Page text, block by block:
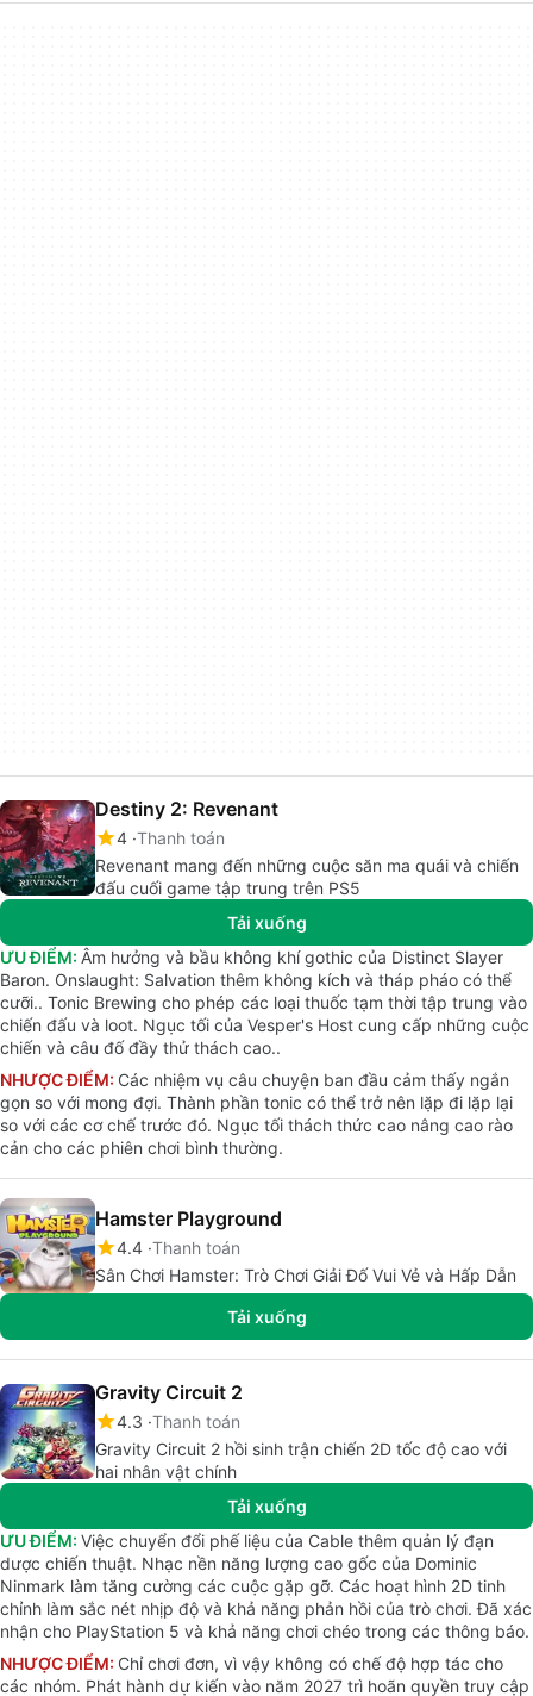
Destiny 2: Revenant
4 Thanh toán
Revenant mang đến những cuộc săn ma quái và chiến
đấu cuối game tập trung trên PS5
Tải xuống
ƯU ĐIỂM: Âm hưởng và bầu không khí gothic của Distinct Slayer
Baron. Onslaught: Salvation thêm không kích và tháp pháo có thể
cưỡi.. Tonic Brewing cho phép các loại thuốc tạm thời tập trung vào
chiến đấu và loot. Ngục tối của Vesper's Host cung cấp những cuộc
chiến và câu đố đầy thử thách cao..
NHƯỢC ĐIỂM: Các nhiệm vụ câu chuyện ban đầu cảm thấy ngắn
gọn so với mong đợi. Thành phần tonic có thể trở nên lặp đi lặp lại
so với các cơ chế trước đó. Ngục tối thách thức cao nâng cao rào
cản cho các phiên chơi bình thường.
Hamster Playground
4.4 Thanh toán
Sân Chơi Hamster: Trò Chơi Giải Đố Vui Vẻ và Hấp Dẫn
Tải xuống
Gravity Circuit 2
4.3 Thanh toán
Gravity Circuit 2 hồi sinh trận chiến 2D tốc độ cao với
hai nhân vật chính
Tải xuống
ƯU ĐIỂM: Việc chuyển đổi phế liệu của Cable thêm quản lý đạn
dược chiến thuật. Nhạc nền năng lượng cao gốc của Dominic
Ninmark làm tăng cường các cuộc gặp gỡ. Các hoạt hình 2D tinh
chỉnh làm sắc nét nhịp độ và khả năng phản hồi của trò chơi. Đã xác
nhận cho PlayStation 5 và khả năng chơi chéo trong các thông báo.
NHƯỢC ĐIỂM: Chỉ chơi đơn, vì vậy không có chế độ hợp tác cho
các nhóm. Phát hành dự kiến vào năm 2027 trì hoãn quyền truy cập